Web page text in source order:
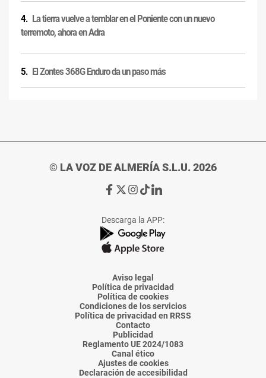
La tierra vuelve a temblar en el Poniente con un nuevo
terremoto, ahora en Adra
El Zontes 368G Enduro da un paso más
© LA VOZ DE ALMERÍA S.L.U. 2026
Ir
de
La
Voz
Almería
Ir
de
La
Voz
Almería
Ir
de
La
Voz
Almería
Ir
de
La
Voz
Almería
Ir
de
La
Voz
Descarga la APP:
Aviso legal
Política de privacidad
Política de cookies
Condiciones de los servicios
Política de privacidad en RRSS
Contacto
Publicidad
Reglamento UE 2024/1083
Canal ético
Ajustes de cookies
Declaración de accesibilidad